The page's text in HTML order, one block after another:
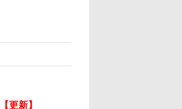
【更新】